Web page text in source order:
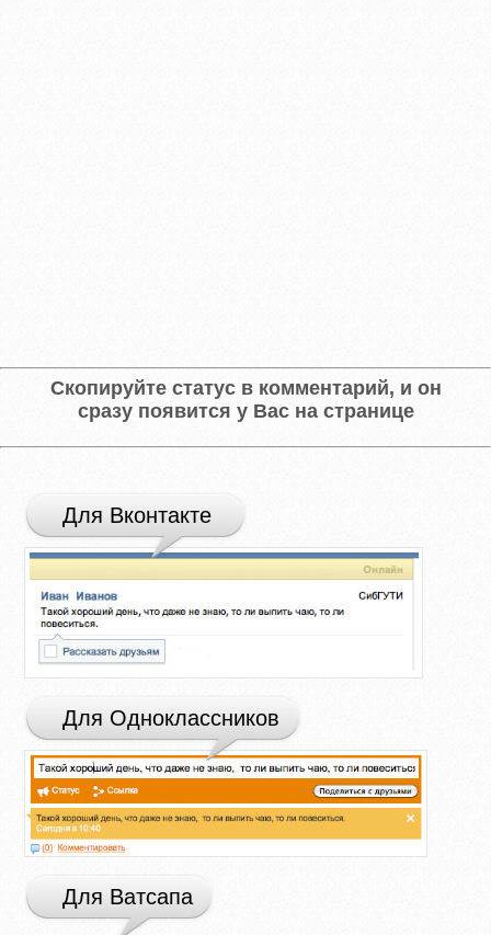
Скопируйте статус в комментарий, и он
сразу появится у Вас на странице
Для Вконтакте
Для Одноклассников
Для Ватсапа